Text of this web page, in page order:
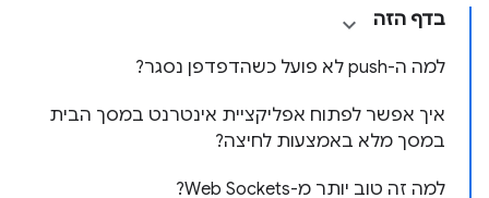
בדף הזה
למה ה-push לא פועל כשהדפדפן נסגר?
איך אפשר לפתוח אפליקציית אינטרנט במסך הבית
במסך מלא באמצעות לחיצה?
למה זה טוב יותר מ-Web Sockets?